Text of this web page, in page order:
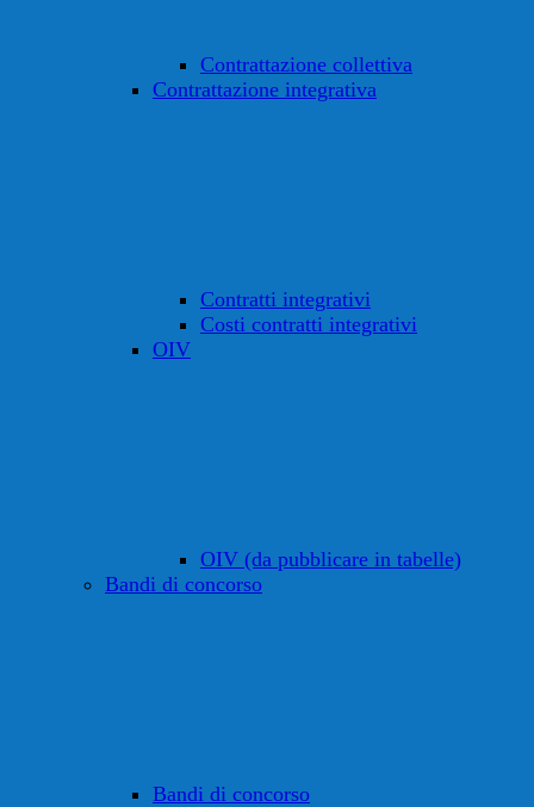
Contrattazione collettiva
Contrattazione integrativa
Contratti integrativi
Costi contratti integrativi
OIV
OIV (da pubblicare in tabelle)
Bandi di concorso
Bandi di concorso